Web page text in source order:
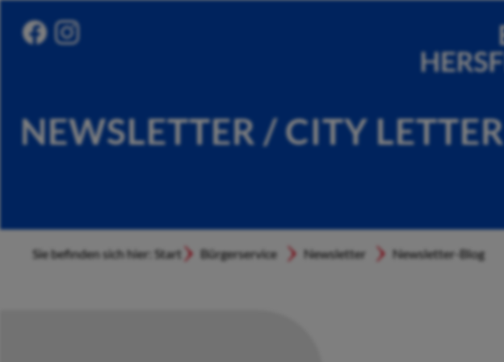
NEWSLETTER / CITY LETTER
Sie befinden sich hier: Start Bürgerservice Newsletter Newsletter-Blog